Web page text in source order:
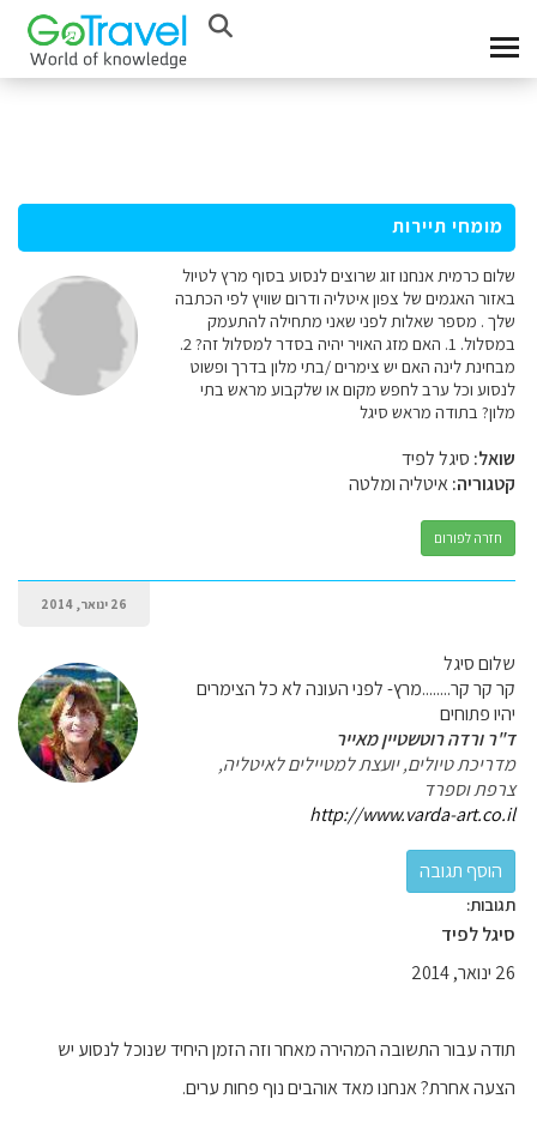
מומחי תיירות
שלום כרמית אנחנו זוג שרוצים לנסוע בסוף מרץ לטיול
באזור האגמים של צפון איטליה ודרום שוויץ לפי הכתבה
שלך . מספר שאלות לפני שאני מתחילה להתעמק
במסלול. 1. האם מזג האויר יהיה בסדר למסלול זה? 2.
מבחינת לינה האם יש צימרים /בתי מלון בדרך ופשוט
לנסוע וכל ערב לחפש מקום או שלקבוע מראש בתי
מלון? בתודה מראש סיגל
שואל: סיגל לפיד
קטגוריה:איטליה ומלטה
חזרה לפורום
26 ינואר, 2014
שלום סיגל
קר קר קר........מרץ- לפני העונה לא כל הצימרים
יהיו פתוחים
ד"ר ורדה רוטשטיין מאייר
מדריכת טיולים, יועצת למטיילים לאיטליה,
צרפת וספרד
http://www.varda-art.co.il
תגובות:
סיגל לפיד
26 ינואר, 2014
תודה עבור התשובה המהירה מאחר וזה הזמן היחיד שנוכל לנסוע יש
הצעה אחרת? אנחנו מאד אוהבים נוף פחות ערים.